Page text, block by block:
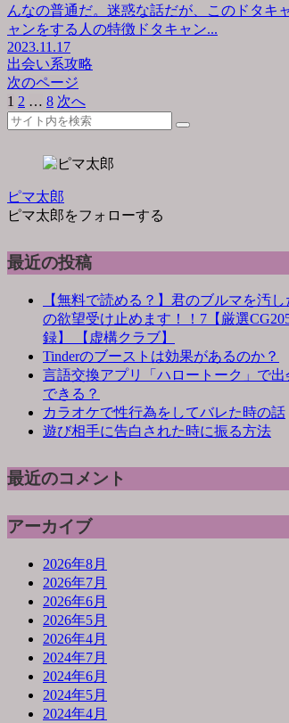
んなの普通だ。迷惑な話だが、このドタキ
ャンをする人の特徴ドタキャン...
2023.11.17
出会い系攻略
次のページ
1 2 … 8 次へ
ピマ太郎
ピマ太郎をフォローする
最近の投稿
【無料で読める？】君のブルマを汚し
の欲望受け止めます！！7【厳選
録】 【虚構クラブ】
Tinderのブーストは効果があるのか？
言語交換アプリ「ハロートーク」で出
できる？
カラオケで性行為をしてバレた時の話
遊び相手に告白された時に振る方法
最近のコメント
アーカイブ
2026年8月
2026年7月
2026年6月
2026年5月
2026年4月
2024年7月
2024年6月
2024年5月
2024年4月